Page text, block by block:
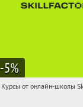
-5%
16:34:58
Курсы от онлайн-школы